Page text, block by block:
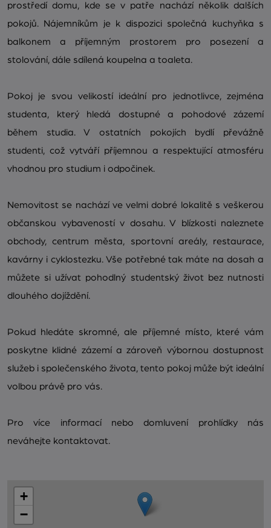
prostředí domu, kde se v patře nachází několik dalších
pokojů. Nájemníkům je k dispozici společná kuchyňka s
balkonem a příjemným prostorem pro posezení a
stolování, dále sdílená koupelna a toaleta.
Pokoj je svou velikostí ideální pro jednotlivce, zejména
studenta, který hledá dostupné a pohodové zázemí
během studia. V ostatních pokojích bydlí převážně
studenti, což vytváří příjemnou a respektující atmosféru
vhodnou pro studium i odpočinek.
Nemovitost se nachází ve velmi dobré lokalitě s veškerou
občanskou vybaveností v dosahu. V blízkosti naleznete
obchody, centrum města, sportovní areály, restaurace,
kavárny i cyklostezku. Vše potřebné tak máte na dosah a
můžete si užívat pohodlný studentský život bez nutnosti
dlouhého dojíždění.
Pokud hledáte skromné, ale příjemné místo, které vám
poskytne klidné zázemí a zároveň výbornou dostupnost
služeb i společenského života, tento pokoj může být ideální
volbou právě pro vás.
Pro více informací nebo domluvení prohlídky nás
neváhejte kontaktovat.
+
−